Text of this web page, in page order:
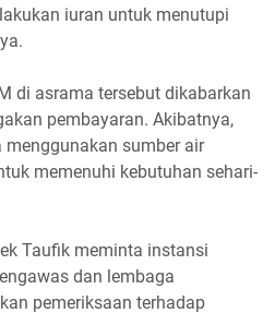
iuran untuk menutupi
di asrama tersebut dikabarkan
pembayaran. Akibatnya,
sumber air
memenuhi kebutuhan sehari-
Taufik meminta instansi
dan lembaga
pemeriksaan terhadap